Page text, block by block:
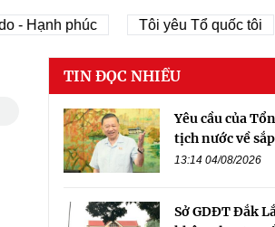
phúc Tôi yêu Tổ quốc tôi
TIN ĐỌC NHIỀU
Yêu cầu của
tịch nước về
13:14 04/08/2026
Sở GDĐT Đắk